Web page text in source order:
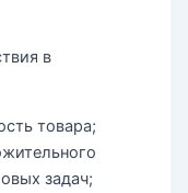
в
товара;
задач;